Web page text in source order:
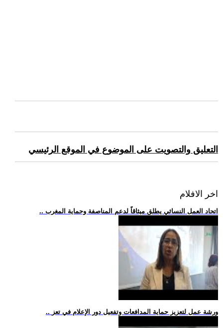
التعليق والتصويت على الموضوع في الموقع الرئيسي
اخر الافلام
.. اتحاد العمل النسائي يطلق ميثاقاً لدعم المناصفة وحماية المغرب
.. ورشة عمل لتعزيز حماية المدافعات وتفعيل دور الإعلام في تعز